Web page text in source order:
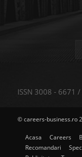
ISSN 3008 - 6671
© careers-business.ro
Acasa Careers
Recomandari